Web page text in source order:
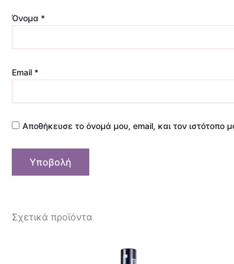
Όνομα *
Email *
Αποθήκευσε το όνομά μου, email, και τον ιστότοπο
Σχετικά προϊόντα